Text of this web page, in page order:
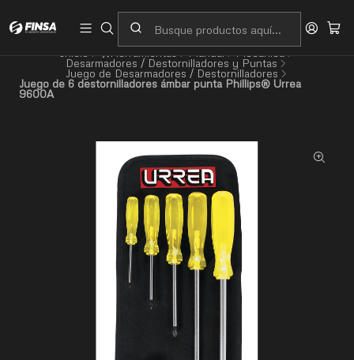
Desarmadores / Destornilladores y Puntas
Juego de Desarmadores / Destornilladores
Juego de 6 destornilladores ámbar punta Phillips® Urrea
9600A